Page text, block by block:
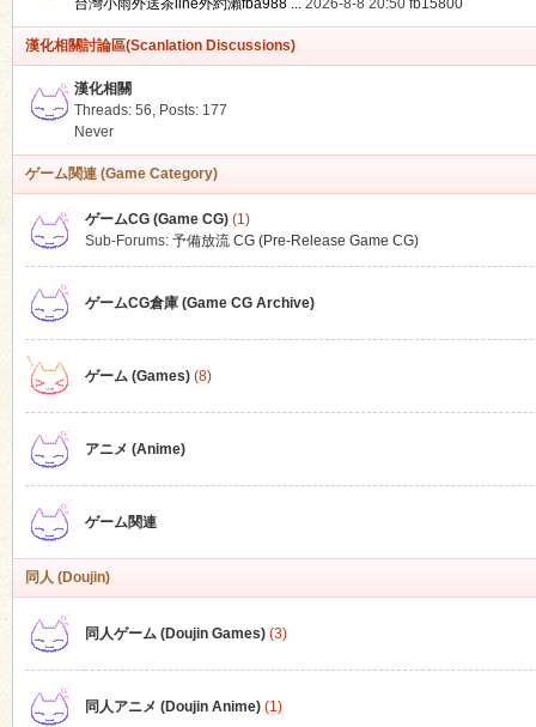
台灣小雨外送茶line外約瀨fba988 ... 2026-8-8 20:50 fb15800
漢化相關討論區(Scanlation Discussions)
漢化相關
Threads: 56, Posts: 177
Never
ゲーム関連 (Game Category)
ゲームCG (Game CG)(1)
Sub-Forums: 予備放流 CG (Pre-Release Game CG)
ゲームCG倉庫 (Game CG Archive)
ゲーム (Games)(8)
アニメ (Anime)
ゲーム関連
同人 (Doujin)
同人ゲーム (Doujin Games)(3)
同人アニメ (Doujin Anime)(1)